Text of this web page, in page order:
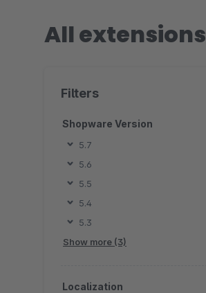
All extensions
Filters
Shopware Version
5.7
5.6
5.5
5.4
5.3
Show more (3)
Localization